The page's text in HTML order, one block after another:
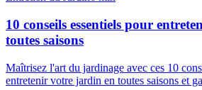
10 conseils essentiels pour
toutes saisons
Maîtrisez l'art du jardinage avec ces 10
entretenir votre jardin en toutes saisons et